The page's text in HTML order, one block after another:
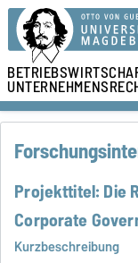
Projekttitel: Die
Corporate
Kurzbeschreibung